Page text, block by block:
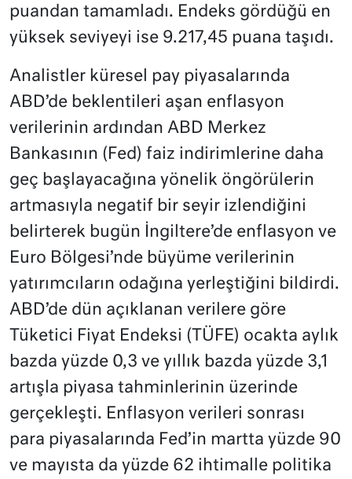
puandan tamamladı. Endeks gördüğü en
yüksek seviyeyi ise 9.217,45 puana taşıdı.
Analistler küresel pay piyasalarında
ABD’de beklentileri aşan enflasyon
verilerinin ardından ABD Merkez
Bankasının (Fed) faiz indirimlerine daha
geç başlayacağına yönelik öngörülerin
artmasıyla negatif bir seyir izlendiğini
belirterek bugün İngiltere’de enflasyon ve
Euro Bölgesi’nde büyüme verilerinin
yatırımcıların odağına yerleştiğini bildirdi.
ABD’de dün açıklanan verilere göre
Tüketici Fiyat Endeksi (TÜFE) ocakta aylık
bazda yüzde 0,3 ve yıllık bazda yüzde 3,1
artışla piyasa tahminlerinin üzerinde
gerçekleşti. Enflasyon verileri sonrası
para piyasalarında Fed’in martta yüzde 90
ve mayısta da yüzde 62 ihtimalle politika